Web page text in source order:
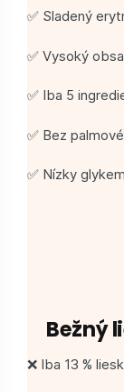
✅ Sladený
✅ Vysoký
✅ Iba 5
✅ Bez
✅ Nízky
Bežný
❌ Iba 13 %